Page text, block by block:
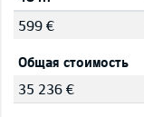
599 €
Общая стоимость
35 236 €